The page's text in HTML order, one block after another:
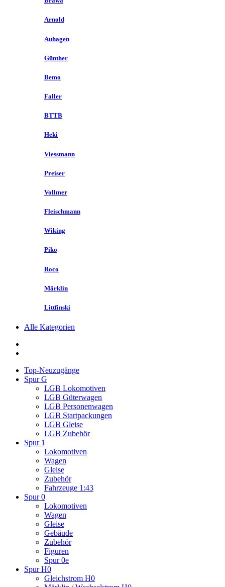
Arnold
Auhagen
Günther
Bemo
Faller
BTTB
Heki
Viessmann
Preiser
Vollmer
Fleischmann
Wiking
Piko
Roco
Märklin
Littfinski
Alle Kategorien
Top-Neuzugänge
Spur G
LGB Lokomotiven
LGB Güterwagen
LGB Personenwagen
LGB Startpackungen
LGB Gleise
LGB Zubehör
Spur 1
Lokomotiven
Wagen
Gleise
Zubehör
Fahrzeuge 1:43
Spur 0
Lokomotiven
Wagen
Gleise
Gebäude
Zubehör
Figuren
Spur 0e
Spur H0
Gleichstrom H0